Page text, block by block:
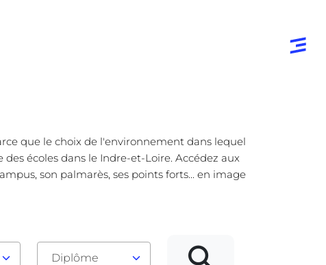
que le choix de l'environnement dans lequel
écoles dans le Indre-et-Loire. Accédez aux
son palmarès, ses points forts... en image
Diplôme